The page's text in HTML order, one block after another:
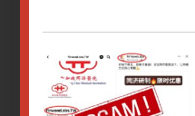
关于Zoom会议操作指南
只有登录用户才能报名
登录或注册